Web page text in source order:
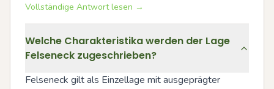
Vollständige Antwort lesen →
Welche Charakteristika werden der Lage
Felseneck zugeschrieben?
Felseneck gilt als Einzellage mit ausgeprägter